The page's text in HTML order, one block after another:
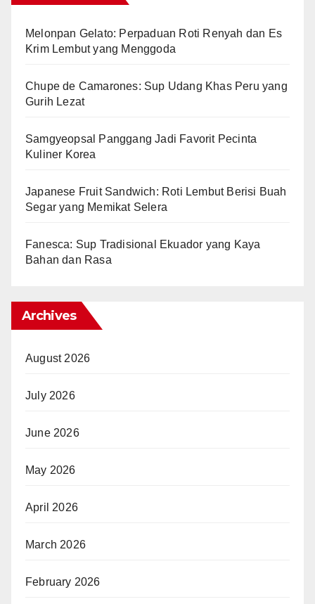
Melonpan Gelato: Perpaduan Roti Renyah dan Es
Krim Lembut yang Menggoda
Chupe de Camarones: Sup Udang Khas Peru yang
Gurih Lezat
Samgyeopsal Panggang Jadi Favorit Pecinta
Kuliner Korea
Japanese Fruit Sandwich: Roti Lembut Berisi Buah
Segar yang Memikat Selera
Fanesca: Sup Tradisional Ekuador yang Kaya
Bahan dan Rasa
Archives
August 2026
July 2026
June 2026
May 2026
April 2026
March 2026
February 2026